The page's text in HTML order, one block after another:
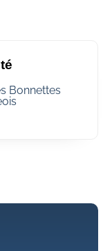
Bonnettes